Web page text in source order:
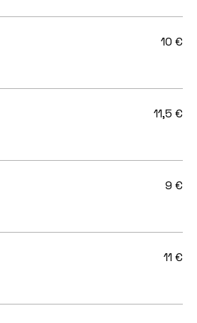
10 €
11,5 €
9 €
11 €